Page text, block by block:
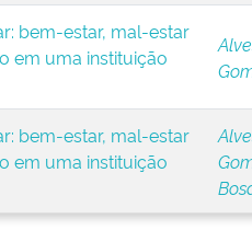
bem-estar, mal-estar
em uma instituição
bem-estar, mal-estar
em uma instituição